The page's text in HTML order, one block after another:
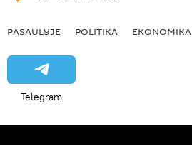
PASAULYJE POLITIKA EKONOMIKA
Telegram